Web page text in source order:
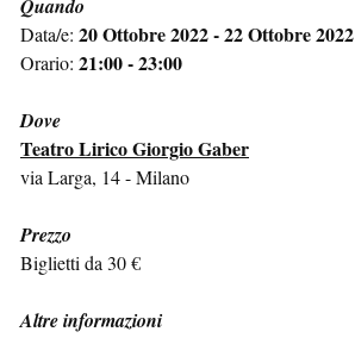
Quando
Data/e: 20 Ottobre 2022 - 22 Ottobre 2022
Orario: 21:00 - 23:00
Dove
Teatro Lirico Giorgio Gaber
via Larga, 14 - Milano
Prezzo
Biglietti da 30 €
Altre informazioni